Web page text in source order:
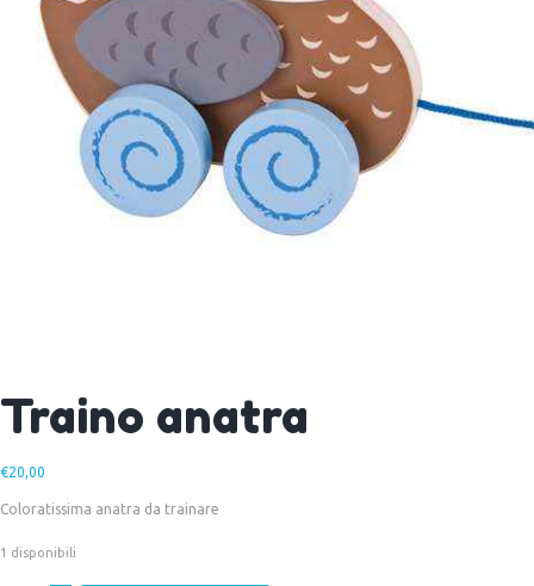
Traino anatra
€20,00
Coloratissima anatra da trainare
1 disponibili